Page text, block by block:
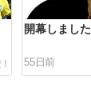
開幕しました
55日前